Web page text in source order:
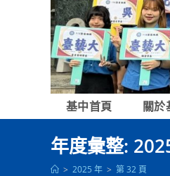
基中首頁 關於
年度彙整:
> 2025 年 > 第 32 頁